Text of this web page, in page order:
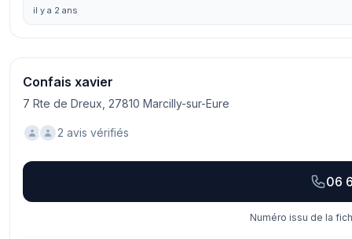
il y a 2 ans
Confais xavier
7 Rte de Dreux, 27810 Marcilly-sur-Eure
2 avis vérifiés
06
Numéro issu de la